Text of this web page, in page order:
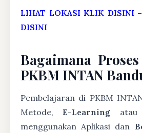
LIHAT LOKASI KLIK DISINI –
DISINI
Bagaimana
PKBM INTAN
Pembelajaran di PKBM
Metode,E-Learning atau
menggunakan Aplikasi dan